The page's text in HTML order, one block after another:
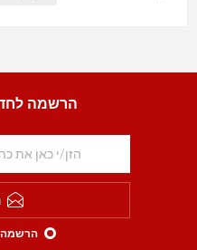
הרשמה
הרשמה